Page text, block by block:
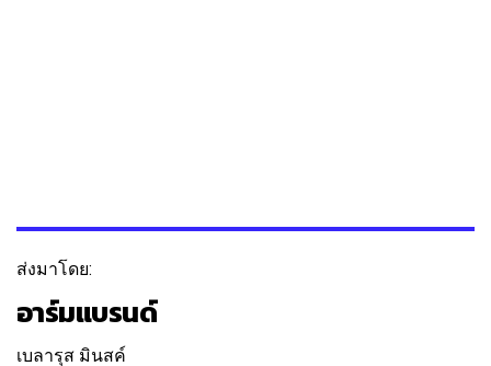
ส่งมาโดย:
อาร์มแบรนด์
เบลารุส มินสค์